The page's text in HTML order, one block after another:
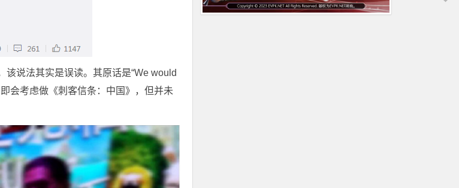
该说法其实是误读。其原话是“We would
会考虑做《刺客信条：中国》，但并未